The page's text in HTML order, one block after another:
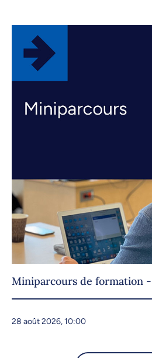
Miniparcours de formation
28 août 2026, 10:00